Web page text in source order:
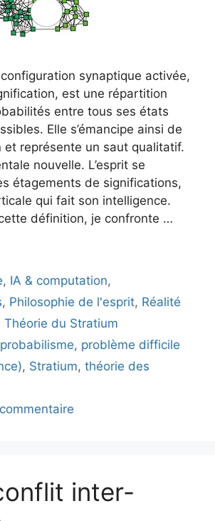
synaptique activée,
est une répartition
entre tous ses états
Elle s’émancipe ainsi de
et représente un saut qualitatif.
nouvelle. L’esprit se
étagements de significations,
qui fait son intelligence.
définition, je confronte …
, IA & computation,
, Philosophie de l'esprit, Réalité
Théorie du Stratium
probabilisme, problème difficile
, Stratium, théorie des
inter-